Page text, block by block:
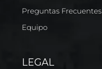
Preguntas Frecuentes
Equipo
LEGAL